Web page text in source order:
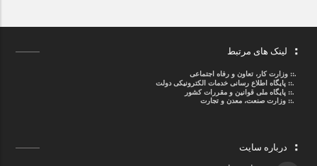
لینک های مرتبط
.::وزارت کار، تعاون و رفاه اجتماعی
.::پایگاه اطلاع رسانی خدمات الکترونیکی دولت
.::پایگاه ملی قوانین و مقررات کشور
.:: وزارت صنعت، معدن و تجارت
درباره سایت